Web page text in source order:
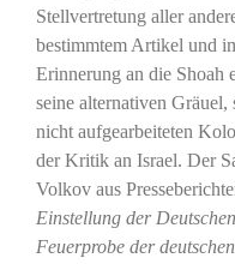
Stellvertretung aller
bestimmtem Artikel und
Erinnerung an die Shoah
seine alternativen
nicht aufgearbeiteten
der Kritik an Israel. Der
Volkov aus
Einstellung der
Feuerprobe der